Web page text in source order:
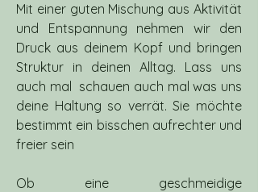
Mit einer guten Mischung aus Aktivität
und Entspannung nehmen wir den
Druck aus deinem Kopf und bringen
Struktur in deinen Alltag. Lass uns
auch mal  schauen auch mal was uns
deine Haltung so verrät. Sie möchte
bestimmt ein bisschen aufrechter und
freier sein
Ob eine geschmeidige